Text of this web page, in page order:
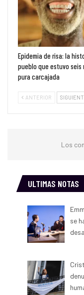
Epidemia de risa: la
pueblo que estuvo seis
pura carcajada
ANTERIOR
Los
ULTIMAS NOTAS
se